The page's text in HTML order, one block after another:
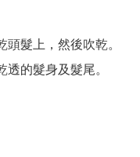
髮上，然後吹乾。
的髮身及髮尾。